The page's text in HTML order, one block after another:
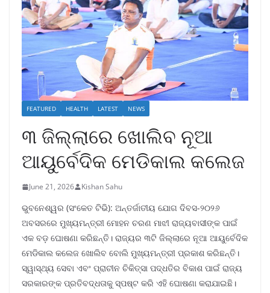
FEATURED HEALTH LATEST NEWS
୩ ଜିଲ୍ଲାରେ ଖୋଲିବ ନୂଆ
ଆୟୁର୍ବେଦିକ ମେଡିକାଲ କଲେଜ
June 21, 2026 Kishan Sahu
ଭୁବନେଶ୍ୱର (ସଂକେତ ଟିଭି): ଅନ୍ତର୍ଜାତୀୟ ଯୋଗ ଦିବସ-୨୦୨୬
ଅବସରରେ ମୁଖ୍ୟମନ୍ତ୍ରୀ ମୋହନ ଚରଣ ମାଝୀ ରାଜ୍ୟବାସୀଙ୍କ ପାଇଁ
ଏକ ବଡ଼ ଘୋଷଣା କରିଛନ୍ତି। ରାଜ୍ୟର ୩ଟି ଜିଲ୍ଲାରେ ନୂଆ ଆୟୁର୍ବେଦିକ
ମେଡିକାଲ କଲେଜ ଖୋଲିବ ବୋଲି ମୁଖ୍ୟମନ୍ତ୍ରୀ ପ୍ରକାଶ କରିଛନ୍ତି।
ସ୍ୱାସ୍ଥ୍ୟ ସେବା ଏବଂ ପ୍ରାଚୀନ ଚିକିତ୍ସା ପଦ୍ଧତିର ବିକାଶ ପାଇଁ ରାଜ୍ୟ
ସରକାରଙ୍କ ପ୍ରତିବଦ୍ଧତାକୁ ସ୍ପଷ୍ଟ କରି ଏହି ଘୋଷଣା କରାଯାଇଛି।